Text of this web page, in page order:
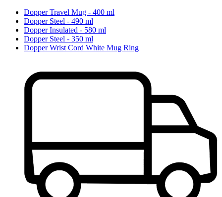
Dopper Travel Mug - 400 ml
Dopper Steel - 490 ml
Dopper Insulated - 580 ml
Dopper Steel - 350 ml
Dopper Wrist Cord White Mug Ring